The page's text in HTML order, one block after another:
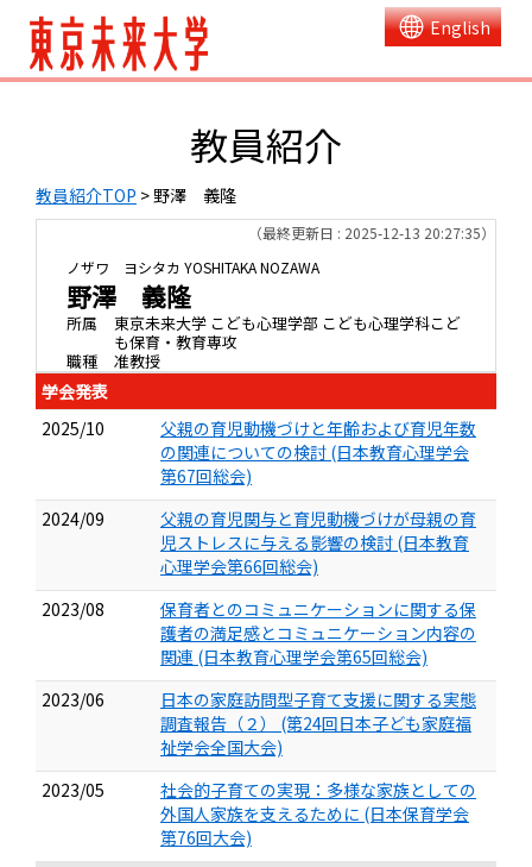
English
教員紹介
教員紹介TOP > 野澤 義隆
（最終更新日 : 2025-12-13 20:27:35）
ノザワ ヨシタカ YOSHITAKA NOZAWA
野澤 義隆
所属
東京未来大学 こども心理学部 こども心理学科こど
も保育・教育専攻
職種
准教授
学会発表
2025/10
父親の育児動機づけと年齢および育児年数
の関連についての検討 (日本教育心理学会
第67回総会)
2024/09
父親の育児関与と育児動機づけが母親の育
児ストレスに与える影響の検討 (日本教育
心理学会第66回総会)
2023/08
保育者とのコミュニケーションに関する保
護者の満足感とコミュニケーション内容の
関連 (日本教育心理学会第65回総会)
2023/06
日本の家庭訪問型子育て支援に関する実態
調査報告（２） (第24回日本子ども家庭福
祉学会全国大会)
2023/05
社会的子育ての実現：多様な家族としての
外国人家族を支えるために (日本保育学会
第76回大会)